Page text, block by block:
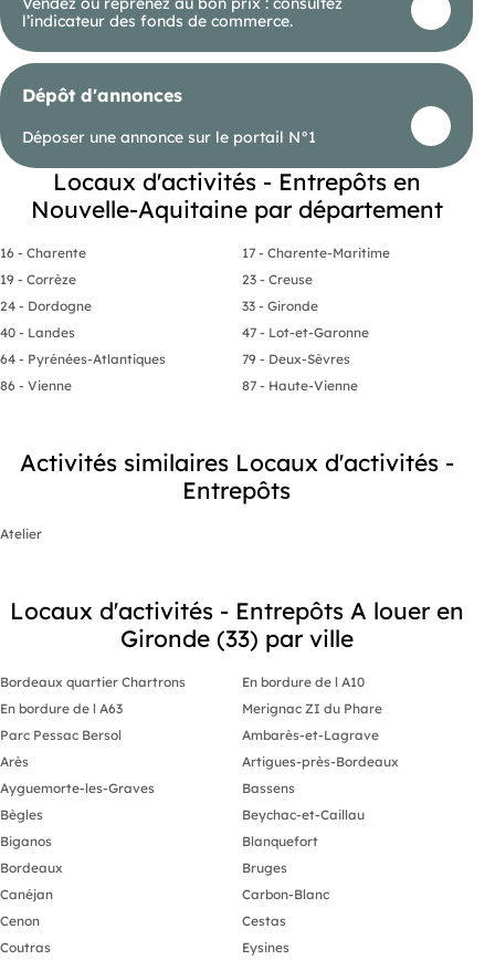
l’indicateur des fonds de commerce.
Dépôt d'annonces
Déposer une annonce sur le portail N°1
Locaux d'activités - Entrepôts en
Nouvelle-Aquitaine par département
16 - Charente
17 - Charente-Maritime
19 - Corrèze
23 - Creuse
24 - Dordogne
33 - Gironde
40 - Landes
47 - Lot-et-Garonne
64 - Pyrénées-Atlantiques
79 - Deux-Sèvres
86 - Vienne
87 - Haute-Vienne
Activités similaires Locaux d'activités -
Entrepôts
Atelier
Locaux d'activités - Entrepôts A louer en
Gironde (33) par ville
Bordeaux quartier Chartrons
En bordure de l A10
En bordure de l A63
Merignac ZI du Phare
Parc Pessac Bersol
Ambarès-et-Lagrave
Arès
Artigues-près-Bordeaux
Ayguemorte-les-Graves
Bassens
Bègles
Beychac-et-Caillau
Biganos
Blanquefort
Bordeaux
Bruges
Canéjan
Carbon-Blanc
Cenon
Cestas
Coutras
Eysines